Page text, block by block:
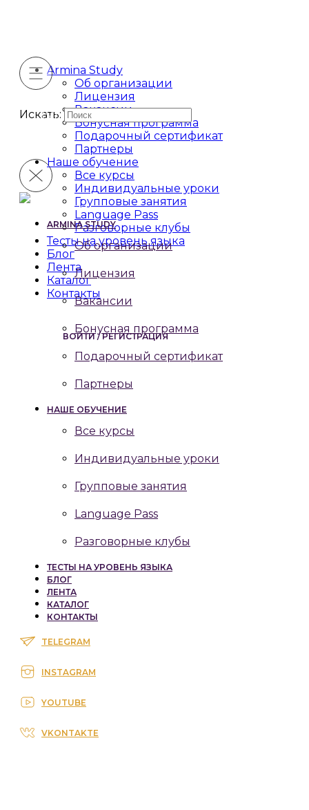
Armina Study
Об организации
Лицензия
Вакансии
Бонусная программа
Подарочный сертификат
Партнеры
Наше обучение
Все курсы
Индивидуальные уроки
Групповые занятия
Language Pass
Разговорные клубы
Тесты на уровень языка
Блог
Лента
Каталог
Контакты
ВОЙТИ / РЕГИСТРАЦИЯ
Искать:
ARMINA STUDY
Об организации
Лицензия
Вакансии
Бонусная программа
Подарочный сертификат
Партнеры
НАШЕ ОБУЧЕНИЕ
Все курсы
Индивидуальные уроки
Групповые занятия
Language Pass
Разговорные клубы
ТЕСТЫ НА УРОВЕНЬ ЯЗЫКА
БЛОГ
ЛЕНТА
КАТАЛОГ
КОНТАКТЫ
TELEGRAM
INSTAGRAM
YOUTUBE
VKONTAKTE